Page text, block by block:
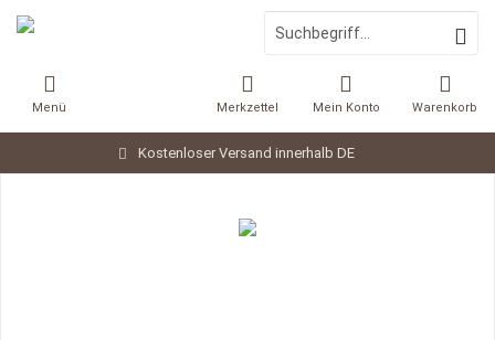
Kostenloser Versand innerhalb DE
Warenkorb
Merkzettel Mein Konto
Menü